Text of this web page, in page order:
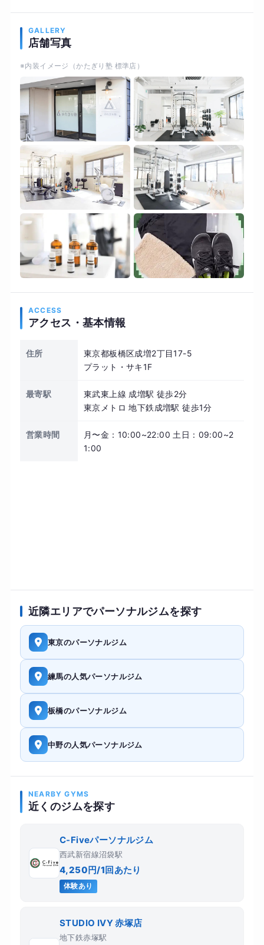
また、かたぎり塾では理学療法士が監修した科学
並行して体力や柔軟性、関節の可動域を取り戻し
ます。
GALLERY
店舗写真
※内装イメージ（かたぎり塾 標準店）
ACCESS
アクセス・基本情報
住所
東京都板橋区成増2丁目17-5
プラット・サキ1F
最寄駅
東武東上線 成増駅 徒歩2分
東京メトロ 地下鉄成増駅 徒歩1分
営業時間
月〜金：10:00~22:00 土日：09:00~2
1:00
近隣エリアでパーソナルジムを探す
東京のパーソナルジム
練馬の人気パーソナルジム
板橋のパーソナルジム
中野の人気パーソナルジム
NEARBY GYMS
近くのジムを探す
C-Fiveパーソナルジム
西武新宿線沼袋駅
4,250円/1回あたり
体験あり
STUDIO IVY 赤塚店
地下鉄赤塚駅